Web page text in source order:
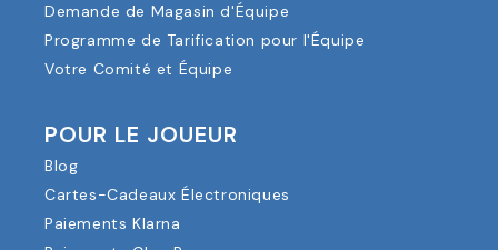
Demande de Magasin d'Équipe
Programme de Tarification pour l'Équipe
Votre Comité et Équipe
POUR LE JOUEUR
Blog
Cartes-Cadeaux Électroniques
Paiements Klarna